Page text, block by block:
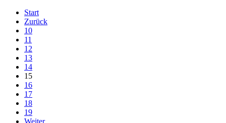
Start
Zurück
10
11
12
13
14
15
16
17
18
19
Weiter